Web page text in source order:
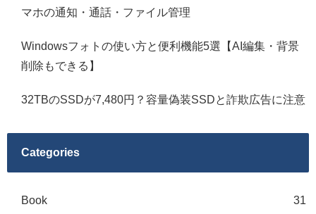
マホの通知・通話・ファイル管理
Windowsフォトの使い方と便利機能5選【AI編集・背景
削除もできる】
32TBのSSDが7,480円？容量偽装SSDと詐欺広告に注意
Categories
Book 31